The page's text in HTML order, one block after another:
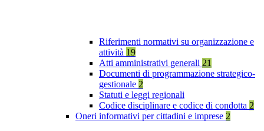
Riferimenti normativi su organizzazione e
attività 19
Atti amministrativi generali 21
Documenti di programmazione strategico-
gestionale 2
Statuti e leggi regionali
Codice disciplinare e codice di condotta 2
Oneri informativi per cittadini e imprese 2